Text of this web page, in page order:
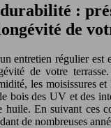
:
de
entretien régulier est
de votre
les moisissures
bois des UV et des
huile. En suivant ces
de nombreuses